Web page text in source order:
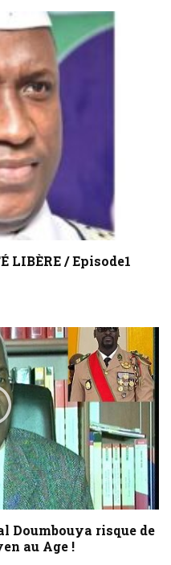
LIBÈRE / Episode1
Doumbouya risque de
au Age !